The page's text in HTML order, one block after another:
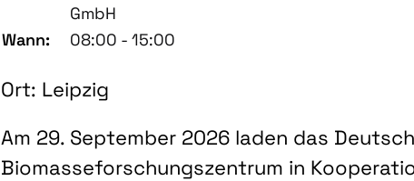
GmbH
Wann:
08:00 - 15:00
Ort: Leipzig
Am 29. September 2026 laden das
Biomasseforschungszentrum in